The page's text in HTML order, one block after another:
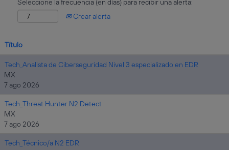
Seleccione la frecuencia (en días) para recibir una alerta:
Crear alerta
Título
Tech_Analista de Ciberseguridad Nivel 3 especializado en EDR
MX
7 ago 2026
Tech_Threat Hunter N2 Detect
MX
7 ago 2026
Tech_Técnico/a N2 EDR